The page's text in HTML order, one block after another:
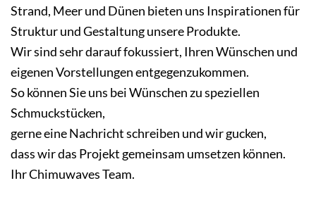
Strand, Meer und Dünen bieten uns Inspirationen für
Struktur und Gestaltung unsere Produkte.
Wir sind sehr darauf fokussiert, Ihren Wünschen und
eigenen Vorstellungen entgegenzukommen.
So können Sie uns bei Wünschen zu speziellen
Schmuckstücken,
gerne eine Nachricht schreiben und wir gucken,
dass wir das Projekt gemeinsam umsetzen können.
Ihr Chimuwaves Team.